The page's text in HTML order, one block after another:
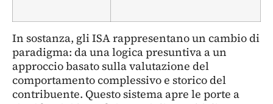
In sostanza, gli ISA rappresentano un cambio di
paradigma: da una logica presuntiva a un
approccio basato sulla valutazione del
comportamento complessivo e storico del
contribuente. Questo sistema apre le porte a